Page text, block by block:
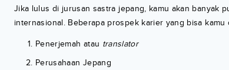
Jika lulus di jurusan sastra jepang, kamu akan banyak
internasional. Beberapa prospek karier yang bisa kamu
Penerjemah atau translator
Perusahaan Jepang